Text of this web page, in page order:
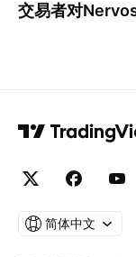
交易者对
简体中文